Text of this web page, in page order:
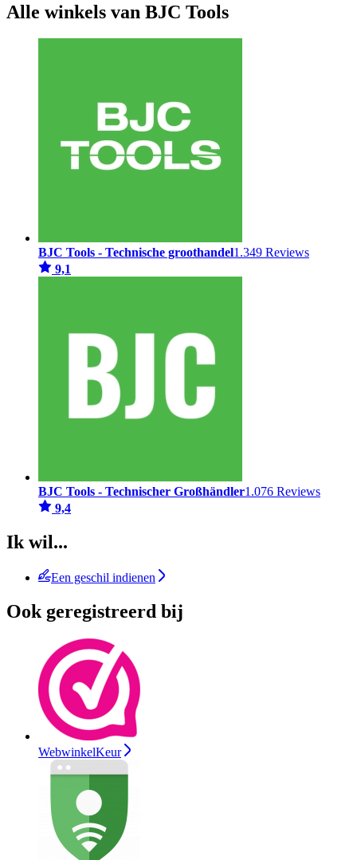
Alle winkels van BJC Tools
BJC Tools - Technische groothandel1.349 Reviews
9,1
BJC Tools - Technischer Großhändler1.076 Reviews
9,4
Ik wil...
Een geschil indienen
Ook geregistreerd bij
WebwinkelKeur